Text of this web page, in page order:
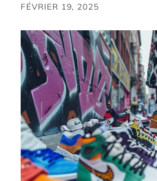
FÉVRIER 19, 2025